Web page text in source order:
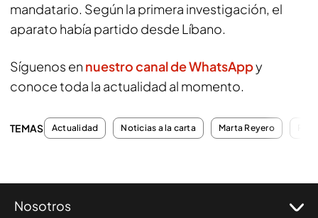
mandatario. Según la primera investigación, el
aparato había partido desde Líbano.
Síguenos en nuestro canal de WhatsAppy
conoce toda la actualidad al momento.
TEMAS Actualidad Noticias a la carta Marta Reyero
Nosotros